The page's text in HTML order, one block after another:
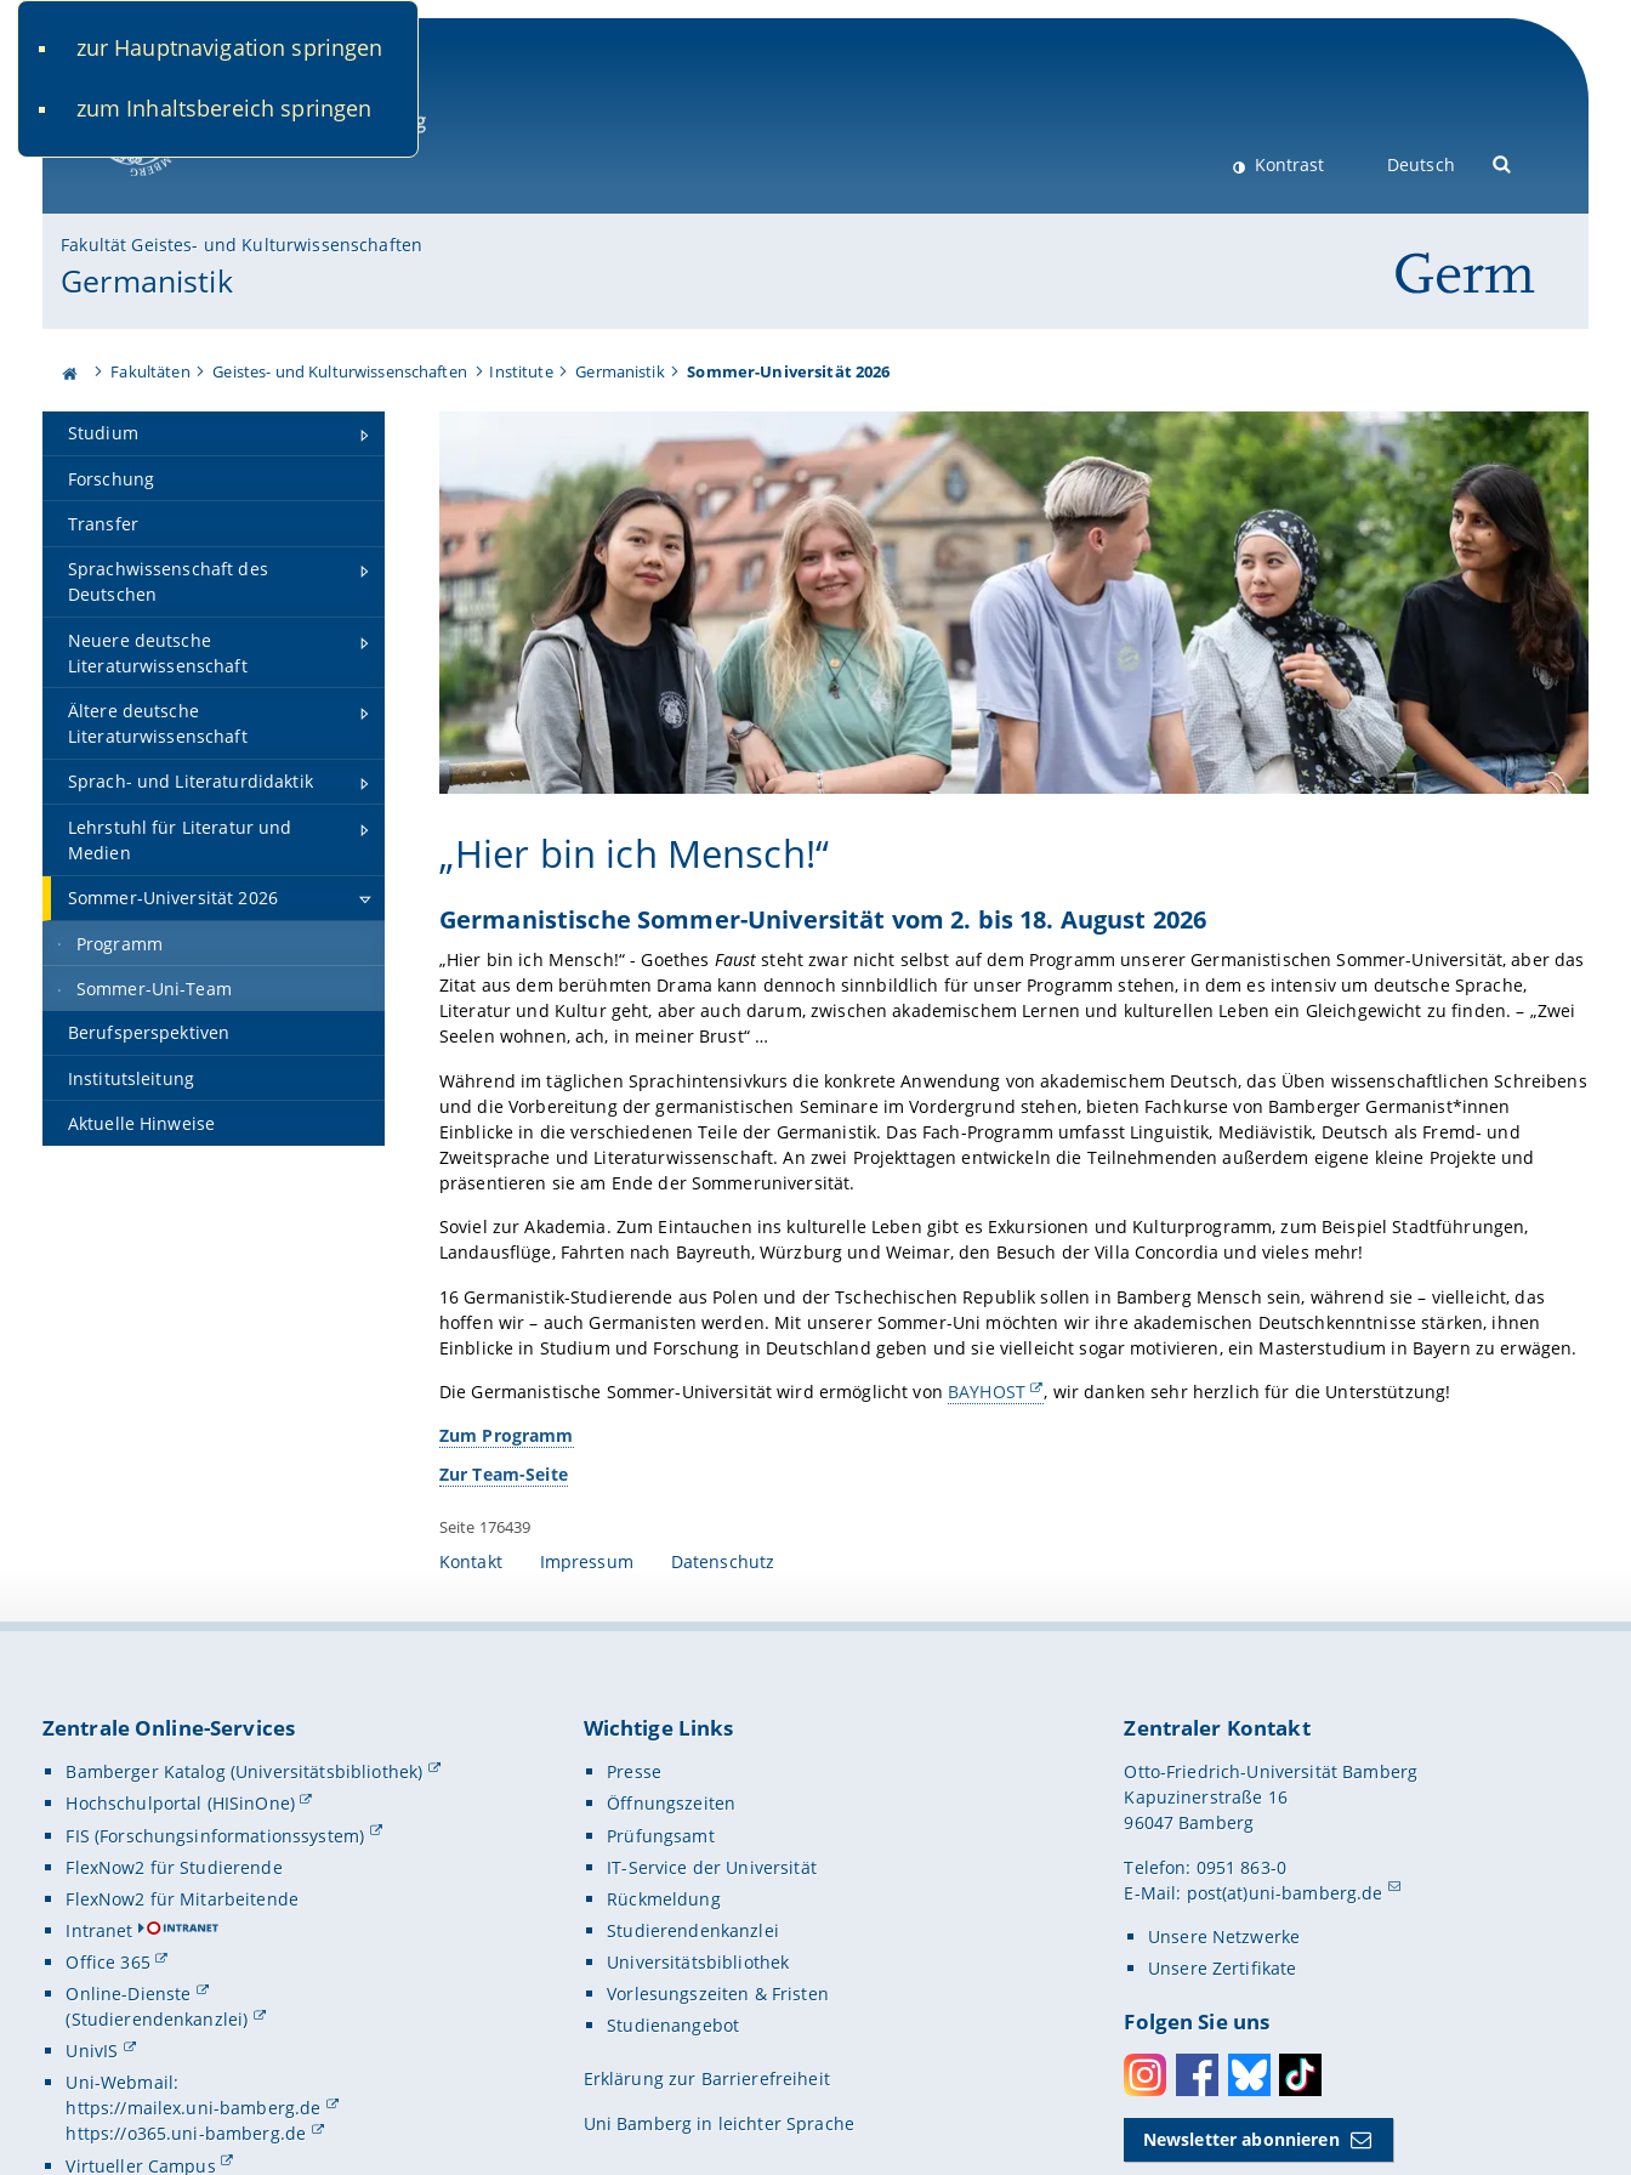
zur Hauptnavigation springen
zum Inhaltsbereich springen
Kontrast Deutsch
Fakultät Geistes- und Kulturwissenschaften
Germanistik
Fakultäten Geistes- und Kulturwissenschaften Institute Germanistik Sommer-Universität 2026
Studium
Forschung
Transfer
Sprachwissenschaft des
Deutschen
Neuere deutsche
Literaturwissenschaft
Ältere deutsche
Literaturwissenschaft
Sprach- und Literaturdidaktik
Lehrstuhl für Literatur und
Medien
Sommer-Universität 2026
Programm
Sommer-Uni-Team
Berufsperspektiven
Institutsleitung
Aktuelle Hinweise
„Hier bin ich Mensch!“
Germanistische Sommer-Universität vom 2. bis 18. August 2026
„Hier bin ich Mensch!“ - Goethes Faust steht zwar nicht selbst auf dem Programm unserer Germanistischen Sommer-Universität, aber das
Zitat aus dem berühmten Drama kann dennoch sinnbildlich für unser Programm stehen, in dem es intensiv um deutsche Sprache,
Literatur und Kultur geht, aber auch darum, zwischen akademischem Lernen und kulturellen Leben ein Gleichgewicht zu finden. – „Zwei
Seelen wohnen, ach, in meiner Brust“ …
Während im täglichen Sprachintensivkurs die konkrete Anwendung von akademischem Deutsch, das Üben wissenschaftlichen Schreibens
und die Vorbereitung der germanistischen Seminare im Vordergrund stehen, bieten Fachkurse von Bamberger Germanist*innen
Einblicke in die verschiedenen Teile der Germanistik. Das Fach-Programm umfasst Linguistik, Mediävistik, Deutsch als Fremd- und
Zweitsprache und Literaturwissenschaft. An zwei Projekttagen entwickeln die Teilnehmenden außerdem eigene kleine Projekte und
präsentieren sie am Ende der Sommeruniversität.
Soviel zur Akademia. Zum Eintauchen ins kulturelle Leben gibt es Exkursionen und Kulturprogramm, zum Beispiel Stadtführungen,
Landausflüge, Fahrten nach Bayreuth, Würzburg und Weimar, den Besuch der Villa Concordia und vieles mehr!
16 Germanistik-Studierende aus Polen und der Tschechischen Republik sollen in Bamberg Mensch sein, während sie – vielleicht, das
hoffen wir – auch Germanisten werden. Mit unserer Sommer-Uni möchten wir ihre akademischen Deutschkenntnisse stärken, ihnen
Einblicke in Studium und Forschung in Deutschland geben und sie vielleicht sogar motivieren, ein Masterstudium in Bayern zu erwägen.
Die Germanistische Sommer-Universität wird ermöglicht von BAYHOST
, wir danken sehr herzlich für die Unterstützung!
Zum Programm
Zur Team-Seite
Seite 176439
Kontakt Impressum Datenschutz
Zentrale Online-Services
Bamberger Katalog (Universitätsbibliothek)
Hochschulportal (HISinOne)
FIS (Forschungsinformationssystem)
FlexNow2 für Studierende
FlexNow2 für Mitarbeitende
Intranet
Office 365
Online-Dienste
(Studierendenkanzlei)
UnivIS
Uni-Webmail:
https://mailex.uni-bamberg.de
https://o365.uni-bamberg.de
Virtueller Campus
Wichtige Links
Presse
Öffnungszeiten
Prüfungsamt
IT-Service der Universität
Rückmeldung
Studierendenkanzlei
Universitätsbibliothek
Vorlesungszeiten & Fristen
Studienangebot
Erklärung zur Barrierefreiheit
Uni Bamberg in leichter Sprache
Zentraler Kontakt
Otto-Friedrich-Universität Bamberg
Kapuzinerstraße 16
96047 Bamberg
Telefon: 0951 863-0
E-Mail: post(at)uni-bamberg.de
Unsere Netzwerke
Unsere Zertifikate
Folgen Sie uns
InstagramFacebookBlueskyToktok
Newsletter abonnieren